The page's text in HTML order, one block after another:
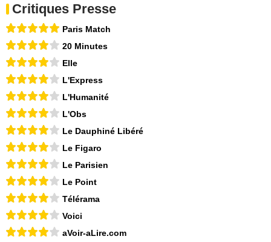
Critiques Presse
Paris Match
20 Minutes
Elle
L'Express
L'Humanité
L'Obs
Le Dauphiné Libéré
Le Figaro
Le Parisien
Le Point
Télérama
Voici
aVoir-aLire.com